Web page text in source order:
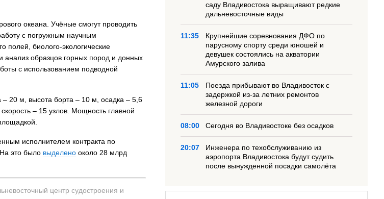
океана. Учёные смогут проводить
с погружным научным
полей, биолого-экологические
образцов горных пород и донных
с использованием подводной
– 20 м, высота борта – 10 м, осадка – 5,6
– 15 узлов. Мощность главной
исполнителем контракта по
это было выделено около 28 млрд
центр судостроения и
саду Владивостока выращивают редкие
дальневосточные виды
11:35
Крупнейшие соревнования ДФО по
парусному спорту среди юношей и
девушек состоялись на акватории
Амурского залива
11:05
Поезда прибывают во Владивосток с
задержкой из-за летних ремонтов
железной дороги
08:00 Сегодня во Владивостоке без осадков
20:07
Инженера по техобслуживанию из
аэропорта Владивостока будут судить
после вынужденной посадки самолёта